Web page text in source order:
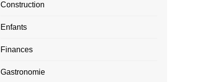
Construction
Enfants
Finances
Gastronomie